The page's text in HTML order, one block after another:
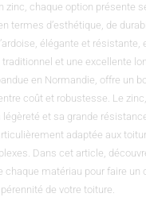
zinc, chaque option présente
termes d’esthétique, de
élégante et résistante,
traditionnel et une excellente
en Normandie, offre un
coût et robustesse. Le
légèreté et sa grande
adaptée aux
Dans cet article,
chaque matériau pour faire un
de votre toiture.